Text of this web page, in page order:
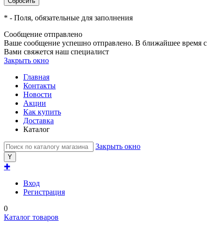
* - Поля, обязательные для заполнения
Сообщение отправлено
Ваше сообщение успешно отправлено. В ближайшее время с
Вами свяжется наш специалист
Закрыть окно
Главная
Контакты
Новости
Акции
Как купить
Доставка
Каталог
Закрыть окно
✚
Вход
Регистрация
0
Каталог товаров